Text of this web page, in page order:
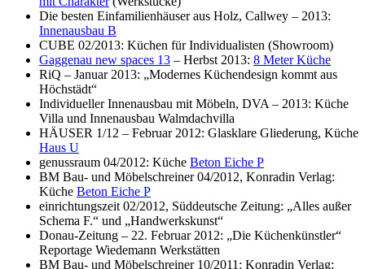
Die besten Einfamilienhäuser aus Holz, Callwey – 2013:
Innenausbau B
CUBE 02/2013: Küchen für Individualisten (Showroom)
Gaggenau new spaces 13 – Herbst 2013: 8 Meter Küche
RiQ – Januar 2013: „Modernes Küchendesign kommt aus
Höchstädt“
Individueller Innenausbau mit Möbeln, DVA – 2013: Küche
Villa und Innenausbau Walmdachvilla
HÄUSER 1/12 – Februar 2012: Glasklare Gliederung, Küche
Haus U
genussraum 04/2012: Küche Beton Eiche P
BM Bau- und Möbelschreiner 04/2012, Konradin Verlag:
Küche Beton Eiche P
einrichtungszeit 02/2012, Süddeutsche Zeitung: „Alles außer
Schema F.“ und „Handwerkskunst“
Donau-Zeitung – 22. Februar 2012: „Die Küchenkünstler“
Reportage Wiedemann Werkstätten
BM Bau- und Möbelschreiner 10/2011: Konradin Verlag: